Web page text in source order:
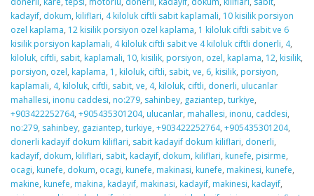
kadayif, dokum, kiliflari, 4 kiloluk ciftli sabit kaplamali, 10 kisilik porsiyon
ozel kaplama, 12 kisilik porsiyon ozel kaplama, 1 kiloluk ciftli sabit ve 6
kisilik porsiyon kaplamali, 4 kiloluk ciftli sabit ve 4 kiloluk ciftli donerli, 4,
kiloluk, ciftli, sabit, kaplamali, 10, kisilik, porsiyon, ozel, kaplama, 12, kisilik,
porsiyon, ozel, kaplama, 1 , kiloluk, ciftli, sabit, ve, 6, kisilik, porsiyon,
kaplamali, 4, kiloluk, ciftli, sabit, ve, 4, kiloluk, ciftli, donerli, ulucanlar
mahallesi, inonu caddesi, no:279, sahinbey, gaziantep, turkiye,
+903422252764, +905435301204, ulucanlar, mahallesi, inonu, caddesi,
no:279, sahinbey, gaziantep, turkiye, +903422252764, +905435301204,
donerli kadayif dokum kiliflari, sabit kadayif dokum kiliflari, donerli,
kadayif, dokum, kiliflari, sabit, kadayif, dokum, kiliflari, kunefe, pisirme,
ocagi, kunefe, dokum, ocagi, kunefe, makinasi, kunefe, makinesi, kunefe,
makine, kunefe, makina, kadayif, makinasi, kadayif, makinesi, kadayif,